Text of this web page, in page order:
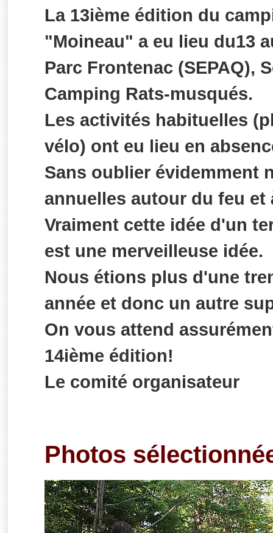
La 13ième édition du
"Moineau" a eu lieu du13
Parc Frontenac (SEPAQ),
Camping Rats-musqués.
Les activités habituelles
vélo) ont eu lieu en
Sans oublier évidemment
annuelles autour du feu et
Vraiment cette idée d'un
est une merveilleuse idée.
Nous étions plus d'une
année et donc un autre
On vous attend
14ième édition!
Le comité organisateur
Photos